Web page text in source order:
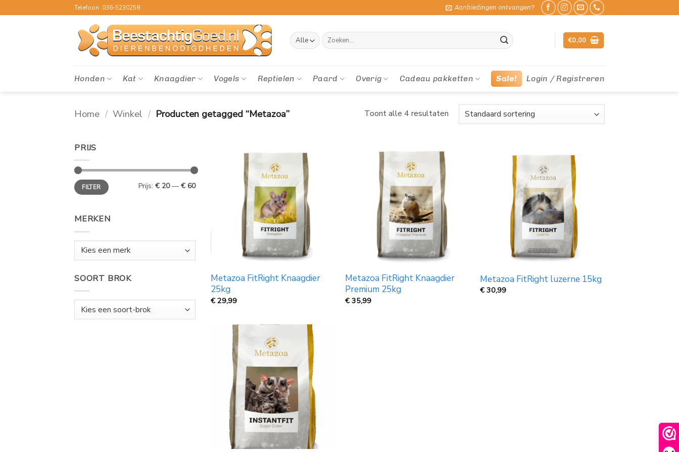
naar
Telefoon: 036-5230258 Aanbiedingen ontvangen?
Zoeken
naar:
€0,00
Honden Kat Knaagdier Vogels Reptielen Paard Overig Cadeau pakketten Sale! Login / Registreren
Home / Winkel / Producten getagged “Metazoa” Toont alle 4 resultaten
PRIJS
Min.
prijs
Max.
prijsFILTER Prijs: € 20— € 60
MERKEN
SOORT BROK
Metazoa FitRight Knaagdier
25kg
€ 29,99
Metazoa FitRight Knaagdier
Premium 25kg
€35,99
Metazoa FitRight luzerne 15kg
€30,99